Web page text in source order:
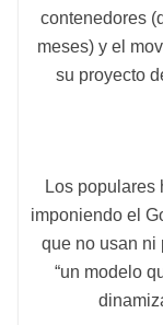
contenedores
meses) y el
su proyecto
Los populares
imponiendo el
que no usan ni
“un modelo